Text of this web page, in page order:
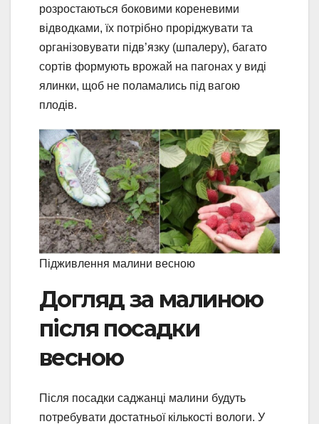
розростаються боковими кореневими
відводками, їх потрібно проріджувати та
організовувати підв’язку (шпалеру), багато
сортів формують врожай на пагонах у виді
ялинки, щоб не поламались під вагою
плодів.
Підживлення малини весною
Догляд за малиною
після посадки
весною
Після посадки саджанці малини будуть
потребувати достатньої кількості вологи. У